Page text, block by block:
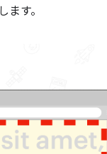
す。